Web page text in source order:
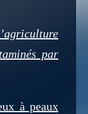
par
à peaux